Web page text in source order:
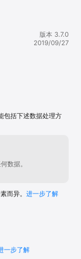
面进行解压缩。
版本 3.7.0
2019/09/27
包括下述数据处理方
数据。
而异。 进一步了解
一步了解